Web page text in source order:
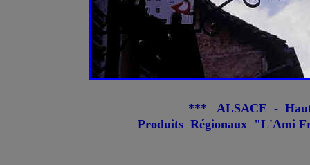
*** ALSACE -
Produits Régionaux "L'Ami